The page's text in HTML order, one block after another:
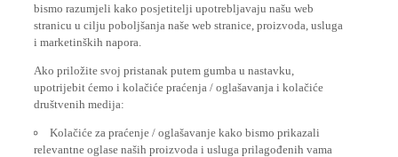
bismo razumjeli kako posjetitelji upotrebljavaju našu web
stranicu u cilju poboljšanja naše web stranice, proizvoda, usluga
i marketinških napora.
Ako priložite svoj pristanak putem gumba u nastavku,
upotrijebit ćemo i kolačiće praćenja / oglašavanja i kolačiće
društvenih medija:
Kolačiće za praćenje / oglašavanje kako bismo prikazali
relevantne oglase naših proizvoda i usluga prilagođenih vama